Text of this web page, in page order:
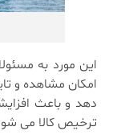
این مورد به
امکان مشاهده و
‌دهد و باعث
ترخیص کالا می